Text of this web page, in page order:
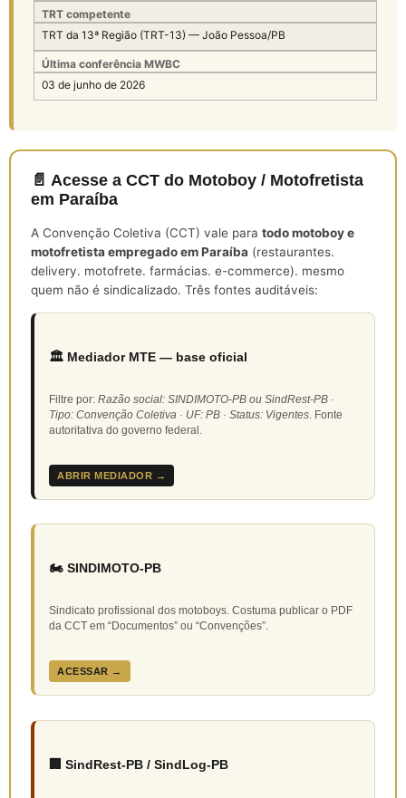
TRT competente
TRT da 13ª Região (TRT-13) — João Pessoa/PB
Última conferência MWBC
03 de junho de 2026
📄 Acesse a CCT do Motoboy / Motofretista
em Paraíba
A Convenção Coletiva (CCT) vale para todo motoboy e
motofretista empregado em Paraíba (restaurantes.
delivery. motofrete. farmácias. e-commerce). mesmo
quem não é sindicalizado. Três fontes auditáveis:
🏛️ Mediador MTE — base oficial
Filtre por: Razão social: SINDIMOTO-PB ou SindRest-PB ·
Tipo: Convenção Coletiva · UF: PB · Status: Vigentes. Fonte
autoritativa do governo federal.
ABRIR MEDIADOR →
🏍️ SINDIMOTO-PB
Sindicato profissional dos motoboys. Costuma publicar o PDF
da CCT em “Documentos” ou “Convenções”.
ACESSAR →
🏢 SindRest-PB / SindLog-PB